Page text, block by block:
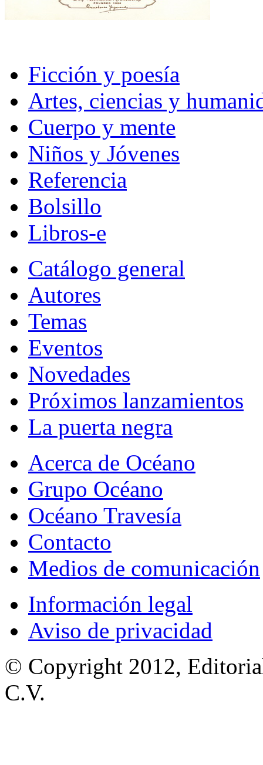
Ficción y poesía
Artes, ciencias y
Cuerpo y mente
Niños y Jóvenes
Referencia
Bolsillo
Libros-e
Catálogo general
Autores
Temas
Eventos
Novedades
Próximos lanzamientos
La puerta negra
Acerca de Océano
Grupo Océano
Océano Travesía
Contacto
Medios de comunicación
Información legal
Aviso de privacidad
© Copyright 2012,
C.V.